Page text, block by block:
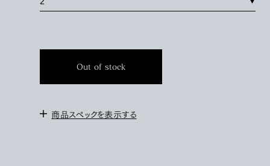
Out of stock
商品スペックを表示する